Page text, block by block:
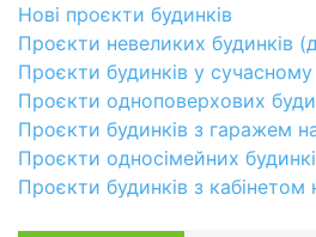
Нові проєкти будинків
Проєкти невеликих будинків
Проєкти будинків у сучасному
Проєкти одноповерхових
Проєкти будинків з гаражем
Проєкти односімейних
Проєкти будинків з